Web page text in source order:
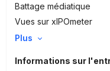
Battage médiatique
Vues sur xIPOmeter
Plus
Informations sur